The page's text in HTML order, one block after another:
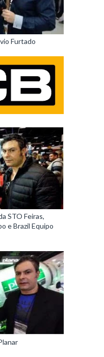
Furtado
STO Feiras,
e Brazil Equipo